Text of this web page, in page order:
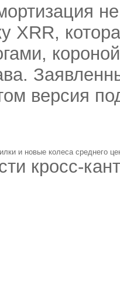
XRR,
версия
и новые колеса среднего
кросс-